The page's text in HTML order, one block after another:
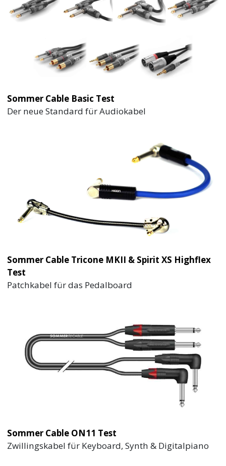
Sommer Cable Basic Test
Der neue Standard für Audiokabel
Sommer Cable Tricone MKII & Spirit XS Highflex
Test
Patchkabel für das Pedalboard
Sommer Cable ON11 Test
Zwillingskabel für Keyboard, Synth & Digitalpiano